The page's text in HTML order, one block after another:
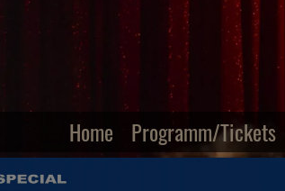
Home Programm/Tickets